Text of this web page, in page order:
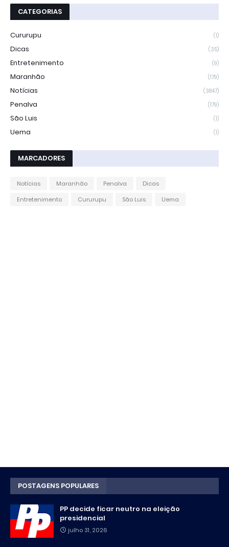
CATEGORIAS
Cururupu (1)
Dicas (35)
Entretenimento (9)
Maranhão (179)
Notícias (3847)
Penalva (179)
São Luis (1)
Uema (1)
MARCADORES
Notícias Maranhão Penalva
Dicas
Entretenimento
Cururupu São Luis Uema
POSTAGENS POPULARES
PP decide ficar neutro na eleição
presidencial
julho 31, 2026